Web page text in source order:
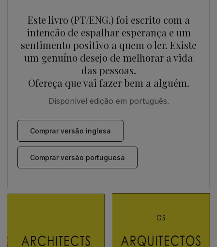
Este livro (PT/ENG.) foi escrito com a
intenção de espalhar esperança e um
sentimento positivo a quem o ler. Existe
um genuíno desejo de melhorar a vida
das pessoas.
Ofereça que vai fazer bem a alguém.
Dísponível edição em português.
Comprar versão inglesa
Comprar versão portuguesa